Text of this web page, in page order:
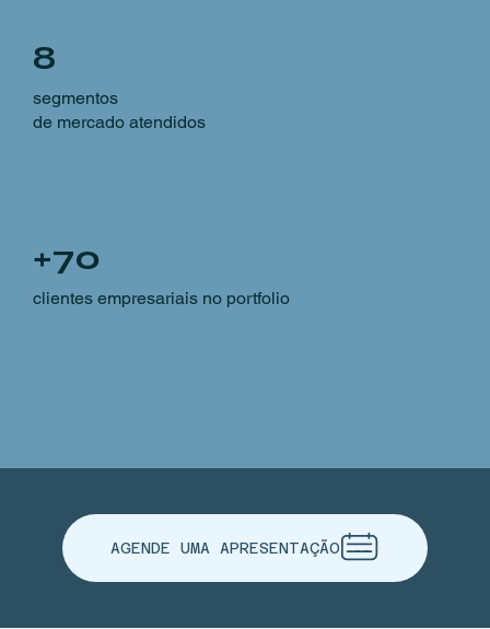
8
segmentos
de mercado atendidos
+70
clientes empresariais no portfolio
AGENDE UMA APRESENTAÇÃO